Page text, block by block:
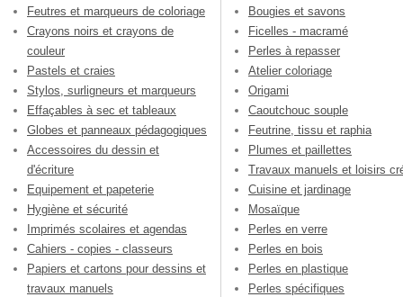
Feutres et marqueurs de coloriage
Crayons noirs et crayons de
couleur
Pastels et craies
Stylos, surligneurs et marqueurs
Effaçables à sec et tableaux
Globes et panneaux pédagogiques
Accessoires du dessin et
d'écriture
Equipement et papeterie
Hygiène et sécurité
Imprimés scolaires et agendas
Cahiers - copies - classeurs
Papiers et cartons pour dessins et
travaux manuels
Bougies et savons
Ficelles - macramé
Perles à repasser
Atelier coloriage
Origami
Caoutchouc souple
Feutrine, tissu et raphia
Plumes et paillettes
Travaux manuels et loisirs
Cuisine et jardinage
Mosaïque
Perles en verre
Perles en bois
Perles en plastique
Perles spécifiques